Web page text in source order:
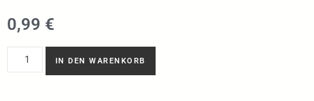
0,99 €
IN DEN WARENKORB